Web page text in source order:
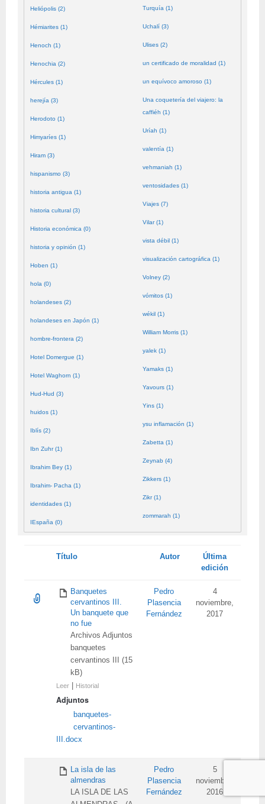
Heliópolis (2)
Hémiarites (1)
Henoch (1)
Henochia (2)
Hércules (1)
herejía (3)
Herodoto (1)
Himyaríes (1)
Hiram (3)
hispanismo (3)
historia antigua (1)
historia cultural (3)
Historia económica (0)
historia y opinión (1)
Hoben (1)
hola (0)
holandeses (2)
holandeses en Japón (1)
hombre-frontera (2)
Hotel Domergue (1)
Hotel Waghorn (1)
Hud-Hud (3)
huidos (1)
Iblís (2)
Ibn Zuhr (1)
Ibrahim Bey (1)
Ibrahim- Pacha (1)
identidades (1)
IEspaña (0)
Turquía (1)
Uchalí (3)
Ulises (2)
un certificado de moralidad (1)
un equívoco amoroso (1)
Una coquetería del viajero: la
caffiéh (1)
Uríah (1)
valentía (1)
vehmaniah (1)
ventosidades (1)
Viajes (7)
Vilar (1)
vista débil (1)
visualización cartográfica (1)
Volney (2)
vómitos (1)
wékil (1)
William Morris (1)
yalek (1)
Yamaks (1)
Yavours (1)
Yins (1)
ysu inflamación (1)
Zabetta (1)
Zeynab (4)
Zikkers (1)
Zikr (1)
zommarah (1)
Título Autor
Última
edición
Banquetes
cervantinos III.
Un banquete que
no fue
Archivos Adjuntos
banquetes
cervantinos III (15
kB)
Leer Historial
Adjuntos
banquetes-
cervantinos-
III.docx
Pedro
Plasencia
Fernández
4
noviembre,
2017
La isla de las
almendras
LA ISLA DE LAS
Pedro
Plasencia
Fernández
5
noviembre,
2016